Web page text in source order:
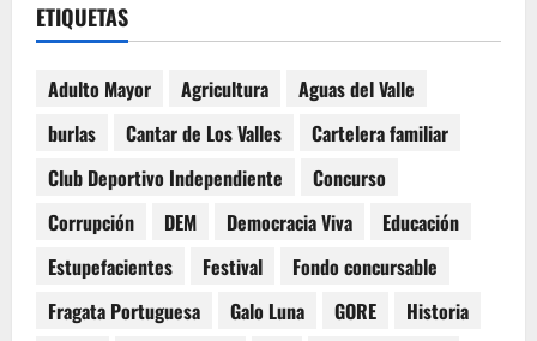
ETIQUETAS
Adulto Mayor Agricultura
Aguas del Valle
burlas
Cantar de Los Valles
Cartelera familiar
Club Deportivo Independiente
Concurso
Corrupción
DEM Democracia Viva
Educación
Estupefacientes
Festival
Fondo concursable
Fragata Portuguesa
Galo Luna GORE
Historia